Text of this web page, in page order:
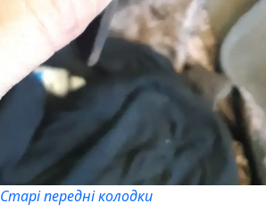
Старі передні колодки